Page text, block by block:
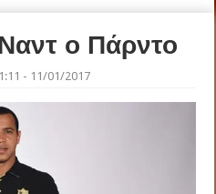
ο Πάρντο
- 11/01/2017